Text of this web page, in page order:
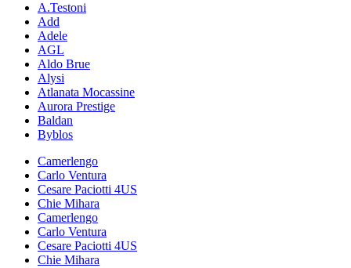
A.Testoni
Add
Adele
AGL
Aldo Brue
Alysi
Atlanata Mocassine
Aurora Prestige
Baldan
Byblos
Camerlengo
Carlo Ventura
Cesare Paciotti 4US
Chie Mihara
Camerlengo
Carlo Ventura
Cesare Paciotti 4US
Chie Mihara